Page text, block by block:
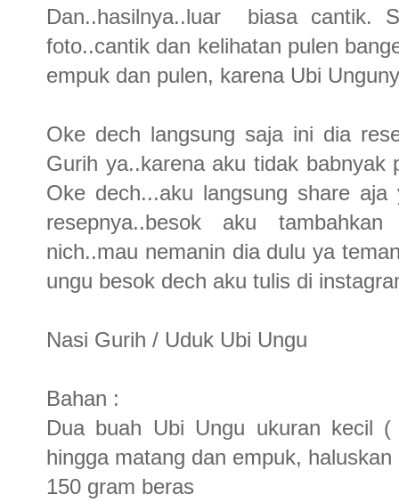
Dan..hasilnya..luar biasa cantik.
foto..cantik dan kelihatan pulen
empuk dan pulen, karena Ubi
Oke dech langsung saja ini dia
Gurih ya..karena aku tidak babnyak
Oke dech...aku langsung share
resepnya..besok aku
nich..mau nemanin dia dulu ya
ungu besok dech aku tulis di
Nasi Gurih / Uduk Ubi Ungu
Bahan :
Dua buah Ubi Ungu ukuran kecil
hingga matang dan empuk,
150 gram beras